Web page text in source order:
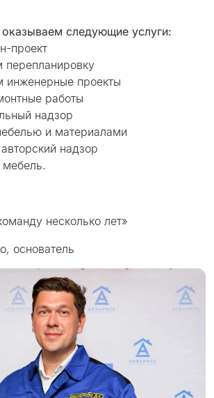
следующие услуги:
проект
перепланировку
инженерные проекты
работы
надзор
и материалами
надзор
мебель.
несколько лет»
основатель